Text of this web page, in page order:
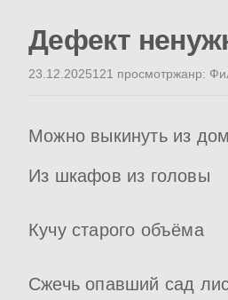
Дефект
23.12.2025121 просмотржанр:
Можно выкинуть из
Из шкафов из головы
Кучу старого объёма
Сжечь опавший сад